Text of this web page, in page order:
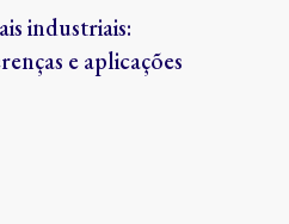
industriais:
e aplicações